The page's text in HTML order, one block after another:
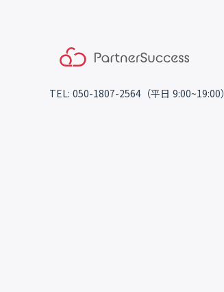
TEL: 050-1807-2564（平日 9:00~19:00）